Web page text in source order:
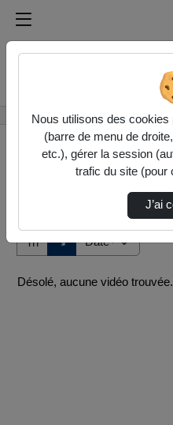
Médiathèque
Rechercher un
Accueil Vidéos
Tri ↘
Désolé, aucune vidéo trouvée.
Nous utilisons des cookies
(barre de menu de
etc.), gérer la session
trafic du site (pour
J’ai